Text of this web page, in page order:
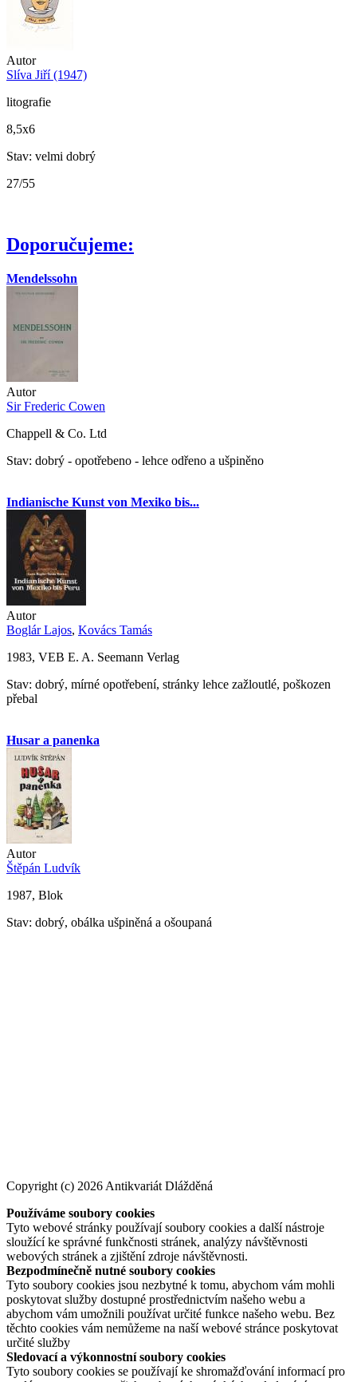
Autor
Slíva Jiří (1947)
litografie
8,5x6
Stav: velmi dobrý
27/55
Doporučujeme:
Mendelssohn
Autor
Sir Frederic Cowen
Chappell & Co. Ltd
Stav: dobrý - opotřebeno - lehce odřeno a ušpiněno
Indianische Kunst von Mexiko bis...
Autor
Boglár Lajos, Kovács Tamás
1983, VEB E. A. Seemann Verlag
Stav: dobrý, mírné opotřebení, stránky lehce zažloutlé, poškozen
přebal
Husar a panenka
Autor
Štěpán Ludvík
1987, Blok
Stav: dobrý, obálka ušpiněná a ošoupaná
Copyright (c) 2026 Antikvariát Dlážděná
Používáme soubory cookies
Tyto webové stránky používají soubory cookies a další nástroje
sloužící ke správné funkčnosti stránek, analýzy návštěvnosti
webových stránek a zjištění zdroje návštěvnosti.
Bezpodmínečně nutné soubory cookies
Tyto soubory cookies jsou nezbytné k tomu, abychom vám mohli
poskytovat služby dostupné prostřednictvím našeho webu a
abychom vám umožnili používat určité funkce našeho webu. Bez
těchto cookies vám nemůžeme na naší webové stránce poskytovat
určité služby
Sledovací a výkonnostní soubory cookies
Tyto soubory cookies se používají ke shromažďování informací pro